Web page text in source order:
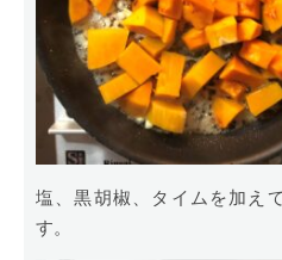
塩、黒胡椒、タイムを加え
す。